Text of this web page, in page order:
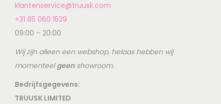
klantenservice@truusk.com
+31 85 060 1539
09:00 – 20:00
Wij zijn alleen een webshop, helaas hebben wij
momenteelgeenshowroom.
Bedrijfsgegevens:
TRUUSK LIMITED